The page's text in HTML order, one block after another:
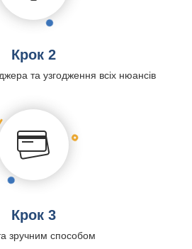
Крок 2
та узгодження всіх нюансів
Крок 3
зручним способом